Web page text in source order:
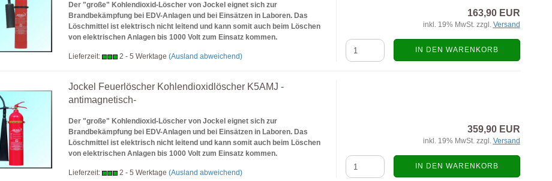
Der "große" Kohlendioxid-Löscher von Jockel eignet sich zur
Brandbekämpfung bei EDV-Anlagen und bei Einsätzen in Laboren. Das
Löschmittel ist elektrisch nicht leitend und kann somit auch beim Löschen
von elektrischen Anlagen bis 1000 Volt zum Einsatz kommen.
Lieferzeit: 2 - 5 Werktage (Ausland abweichend)
163,90 EUR
inkl. 19% MwSt. zzgl. Versand
IN DEN WARENKORB
Jockel Feuerlöscher Kohlendioxidlöscher K5AMJ -
antimagnetisch-
Der "große" Kohlendioxid-Löscher von Jockel eignet sich zur
Brandbekämpfung bei EDV-Anlagen und bei Einsätzen in Laboren. Das
Löschmittel ist elektrisch nicht leitend und kann somit auch beim Löschen
von elektrischen Anlagen bis 1000 Volt zum Einsatz kommen.
Lieferzeit: 2 - 5 Werktage (Ausland abweichend)
359,90 EUR
inkl. 19% MwSt. zzgl. Versand
IN DEN WARENKORB